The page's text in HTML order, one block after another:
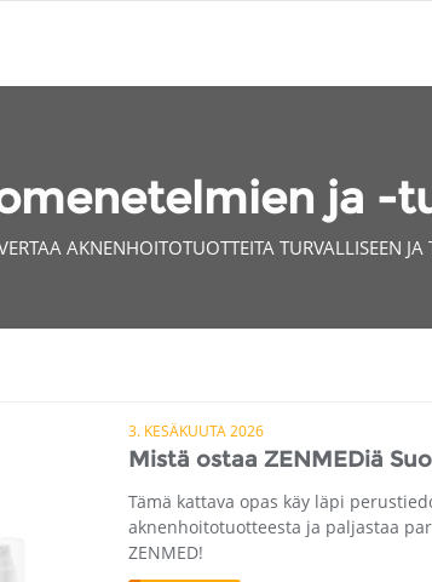
ja -
AKNENHOITOTUOTTEITA TURVALLISEEN
3. KESÄKUUTA 2026
Mistä ostaa ZENMEDiä
Tämä kattava opas käy läpi
aknenhoitotuotteesta ja paljastaa
ZENMED!